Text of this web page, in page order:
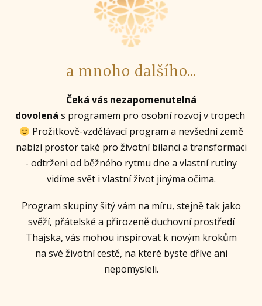
a mnoho dalšího...
Čeká vás nezapomenutelná
dovolená s programem pro osobní rozvoj v tropech
Prožitkově-vzdělávací program a nevšední země
nabízí prostor také pro životní bilanci a transformaci
- odtrženi od běžného rytmu dne a vlastní rutiny
vidíme svět i vlastní život jinýma očima.
Program skupiny šitý vám na míru, stejně tak jako
svěží, přátelské a přirozeně duchovní prostředí
Thajska, vás mohou inspirovat k novým krokům
na své životní cestě, na které byste dříve ani
nepomysleli.